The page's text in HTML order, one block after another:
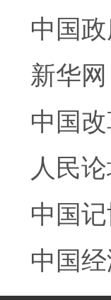
中国
新华网
中国
人民
中国
中国